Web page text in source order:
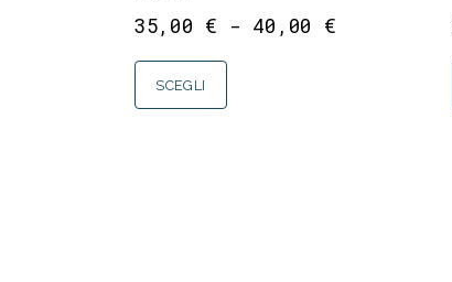
35,00 € - 40,00 €
SCEGLI